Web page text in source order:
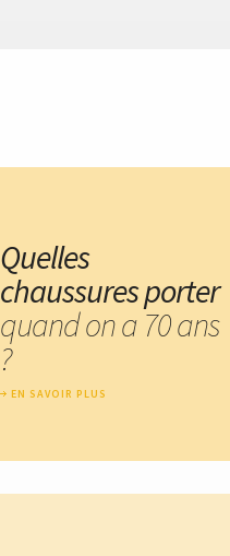
Quelles
chaussures porter
quand on a 70 ans
?
EN SAVOIR PLUS